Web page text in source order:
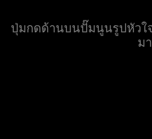
ปุ่มกดด้านบนปั๊มนูนรูปหัวใ
ม